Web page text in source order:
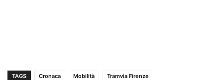
TAGS Cronaca Mobilità Tramvia Firenze